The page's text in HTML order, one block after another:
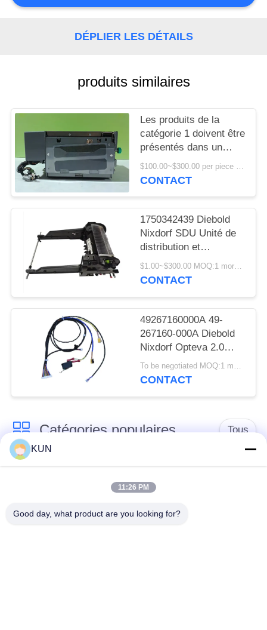
DU
SITE
PRIVACY
POLICY
DÉPLIER LES DÉTAILS
produits similaires
Les produits de la
catégorie 1 doivent être
présentés dans un
emballage de qualité
supérieure, à
sont pas de qualité
supérieure.
$100.00~$300.00 per piece MOQ:1
CONTACT
1750342439 Diebold
Nixdorf SDU Unité de
distribution et
d'empilage FL RL V6A
DN200/250/450
$1.00~$300.00 MOQ:1 morceau
CONTACT
49267160000A 49-
267160-000A Diebold
Nixdorf Opteva 2.0
AFD Sensor Line
Groupe de pièces de
To be negotiated MOQ:1 morceau
CONTACT
Catégories populaires Tous
pièces de machine
Pièces d'atmosphère
de NCR
Pièces d'atmosphère
Pièces d'atmosphère
KUN
11:26 PM
Good day, what product are you looking for?